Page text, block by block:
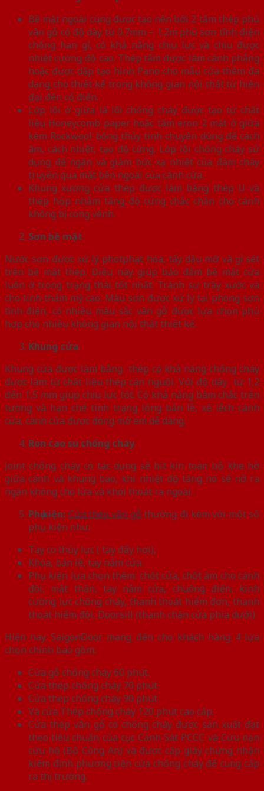
Bề mặt ngoài cùng được tạo nên bởi 2 tấm thép phủ
vân gỗ có độ dày từ 0.7mm – 1.2m phủ sơn tĩnh điện
chống han gỉ, có khả năng chịu lực và chịu được
nhiệt cường độ cao. Thép tấm được làm cánh phẳng
hoặc được dập tạo hình Pano cho mẫu cửa thêm đa
dạng cho thiết kế trong không gian nội thất từ hiện
đại đến cổ điển.
Lớp lõi ở giữa là lõi chống cháy được tạo từ chất
liệu Honeycomb paper hoặc tấm eron 2 mặt ở giữa
kèm Rockwool bông thủy tinh chuyên dùng để cách
âm, cách nhiệt, tạo độ cứng. Lớp lõi chống cháy sử
dụng để ngăn và giảm bức xạ nhiệt của đám cháy
truyền qua mặt bên ngoài của cánh cửa.
Khung xương cửa thép được làm bằng thép U và
thép hộp nhằm tăng độ cứng chắc chắn cho cánh
không bị cong vênh.
Sơn bề mặt
Nước sơn được xử lý photphat hóa, tẩy dầu mỡ và gỉ sét
trên bề mặt thép. Điều này giúp bảo đảm bề mặt cửa
luôn ở trong trạng thái tốt nhất. Tránh sự trầy xước và
cho tính thẩm mỹ cao. Màu sơn được xử lý tại phòng sơn
tĩnh điện, có nhiều màu sắc vân gỗ được lựa chọn phù
hợp cho nhiều không gian nội thất thiết kế.
Khung cửa
Khung cửa được làm bằng thép có khả năng chống cháy
được làm từ chất liệu thép cán nguội. Với độ dày từ 1,2
đến 1,5 mm giúp chịu lực tốt. Có khả năng bám chắc trên
tường và hạn chế tình trạng lỏng bản lề, xệ lệch cánh
cửa, cánh cửa được đóng mở em dễ dàng.
Ron cao su chống cháy
Joint chống cháy có tác dụng sẽ bít kín toàn bộ khe hở
giữa cánh và khung bao, khi nhiệt độ tăng nó sẽ nở ra
ngăn không cho lửa và khói thoát ra ngoài.
Phụ kiện: Cửa thép vân gỗ thường đi kèm với một số
phụ kiện như:
Tay co thủy lực ( tay đẩy hơi),
Khóa, bản lề, tay nắm cửa
Phụ kiện lựa chọn thêm: chốt cửa, chốt âm cho cánh
đôi, mắt thần, tay nắm cửa, chuông điện, kính
cường lực chống cháy, thanh thoát hiểm đơn, thanh
thoát hiểm đôi, Doorsill (thanh chặn cửa phía dưới)
Hiện nay SaigonDoor mang đến cho khách hàng 4 lựa
chọn chính bao gồm:
Cửa gỗ chống cháy 60 phút.
Cửa thép chống cháy 70 phút
Cửa thép chống cháy 90 phút
Và cửa Thép chống cháy 120 phút cao cấp.
Cửa thép vân gỗ có chống cháy được sản xuất đạt
theo tiêu chuẩn của cục Cảnh Sát PCCC và Cứu nạn
cứu hộ (Bộ Công An) và được cấp giấy chứng nhận
kiểm định phương tiện cửa chống cháy để cung cấp
ra thị trường.